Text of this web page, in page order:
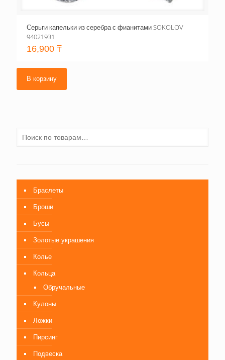
Серьги капельки из серебра с фианитами SOKOLOV
94021931
16,900 ₸
В корзину
Браслеты
Броши
Бусы
Золотые украшения
Колье
Кольца
Обручальные
Кулоны
Ложки
Пирсинг
Подвеска